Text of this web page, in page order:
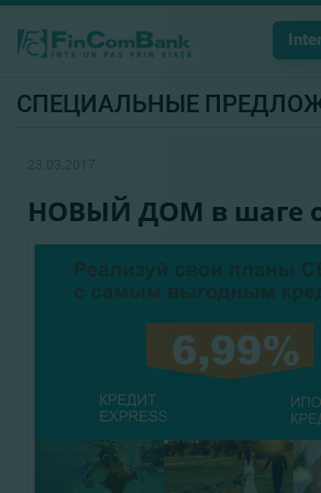
СПЕЦИАЛЬНЫЕ
23.03.2017
НОВЫЙ ДОМ в шаге